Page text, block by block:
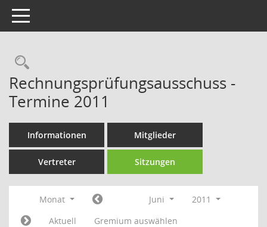
Toggle navigation
Rechercheauswahl
Rechnungsprüfungsausschuss -
Termine 2011
Informationen Mitglieder
Vertreter Sitzungen
Monat Juni
2011
Aktuell
Gremium auswählen